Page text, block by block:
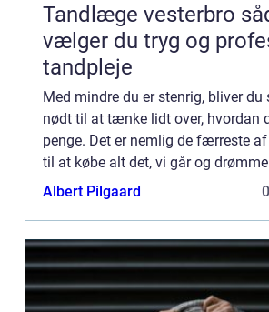
Tandlæge vesterbro sådan
vælger du tryg og
tandpleje
Med mindre du er stenrig, bliver
nødt til at tænke lidt over, hvordan
penge. Det er nemlig de færreste
til at købe alt det, vi går og
større ting som hus, sommerhus,
Albert Pilgaard